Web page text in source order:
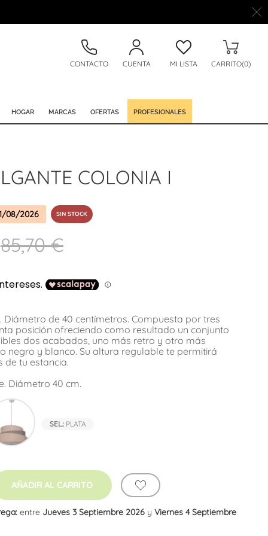
CONTACTO CUENTA MI LISTA CARRITO(0)
HOGAR MARCAS OFERTAS PROFESIONALES
COLONIA I
08/2026 SIN STOCK
85,70 €
. Diámetro de 40 centímetros. Compuesta por tres
posición ofreciendo como resultado un conjunto
dos acabados, uno más retro y otro más
negro y blanco. Su altura regulable te permitirá
tu estancia.
Diámetro 40 cm.
SEL.:PLATA
AÑADIR AL CARRITO
entre Jueves 3 Septiembre 2026 y Viernes 4 Septiembre